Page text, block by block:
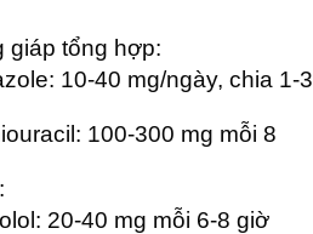
giáp tổng hợp:
10-40 mg/ngày, chia 1-3
100-300 mg mỗi 8
20-40 mg mỗi 6-8 giờ